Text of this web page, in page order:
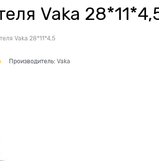
Vaka
Vaka 28*11*4,5
Производитель: Vaka